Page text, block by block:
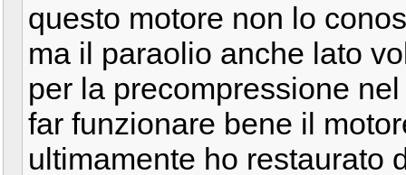
questo motore non lo
ma il paraolio anche lato
per la precompressione
far funzionare bene il
ultimamente ho restaurato